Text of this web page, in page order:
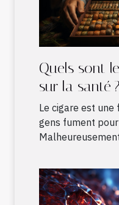
Quels sont
sur la santé ?
Le cigare est
gens fument